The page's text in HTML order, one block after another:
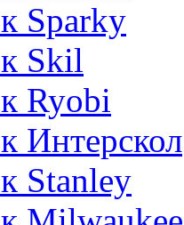
Sparky
Skil
Ryobi
Интерскол
Stanley